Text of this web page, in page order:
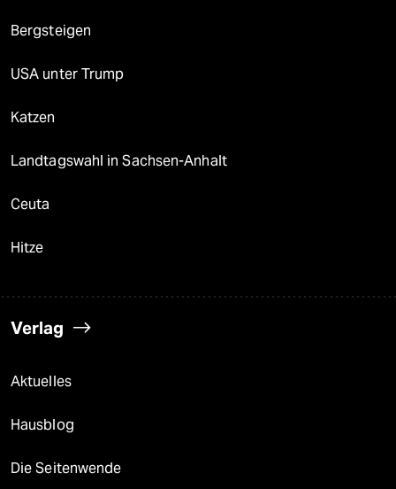
Bergsteigen
USA unter Trump
Katzen
Landtagswahl in Sachsen-Anhalt
Ceuta
Hitze
Verlag
Aktuelles
Hausblog
Die Seitenwende